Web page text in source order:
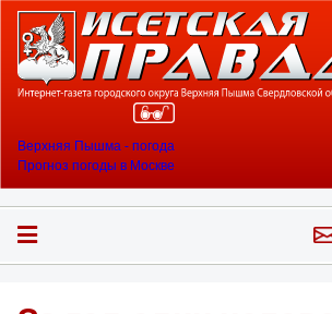
Верхняя Пышма - погода
Прогноз погоды в Москве